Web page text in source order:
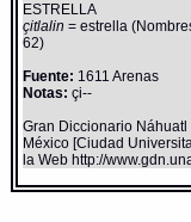
ESTRELLA
çitlalin= estrella
62)
Fuente: 1611 Arenas
Notas: çi--
Gran Diccionario
México [Ciudad
la Web http://